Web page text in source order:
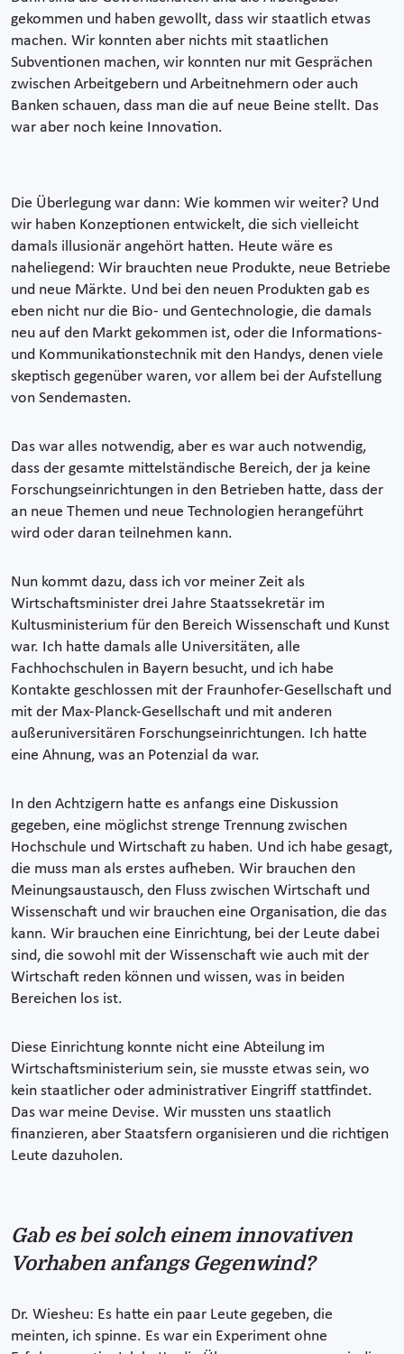
gekommen und haben gewollt, dass wir staatlich etwas
machen. Wir konnten aber nichts mit staatlichen
Subventionen machen, wir konnten nur mit Gesprächen
zwischen Arbeitgebern und Arbeitnehmern oder auch
Banken schauen, dass man die auf neue Beine stellt. Das
war aber noch keine Innovation.
Die Überlegung war dann: Wie kommen wir weiter? Und
wir haben Konzeptionen entwickelt, die sich vielleicht
damals illusionär angehört hatten. Heute wäre es
naheliegend: Wir brauchten neue Produkte, neue Betriebe
und neue Märkte. Und bei den neuen Produkten gab es
eben nicht nur die Bio- und Gentechnologie, die damals
neu auf den Markt gekommen ist, oder die Informations-
und Kommunikationstechnik mit den Handys, denen viele
skeptisch gegenüber waren, vor allem bei der Aufstellung
von Sendemasten.
Das war alles notwendig, aber es war auch notwendig,
dass der gesamte mittelständische Bereich, der ja keine
Forschungseinrichtungen in den Betrieben hatte, dass der
an neue Themen und neue Technologien herangeführt
wird oder daran teilnehmen kann.
Nun kommt dazu, dass ich vor meiner Zeit als
Wirtschaftsminister drei Jahre Staatssekretär im
Kultusministerium für den Bereich Wissenschaft und Kunst
war. Ich hatte damals alle Universitäten, alle
Fachhochschulen in Bayern besucht, und ich habe
Kontakte geschlossen mit der Fraunhofer-Gesellschaft und
mit der Max-Planck-Gesellschaft und mit anderen
außeruniversitären Forschungseinrichtungen. Ich hatte
eine Ahnung, was an Potenzial da war.
In den Achtzigern hatte es anfangs eine Diskussion
gegeben, eine möglichst strenge Trennung zwischen
Hochschule und Wirtschaft zu haben. Und ich habe gesagt,
die muss man als erstes aufheben. Wir brauchen den
Meinungsaustausch, den Fluss zwischen Wirtschaft und
Wissenschaft und wir brauchen eine Organisation, die das
kann. Wir brauchen eine Einrichtung, bei der Leute dabei
sind, die sowohl mit der Wissenschaft wie auch mit der
Wirtschaft reden können und wissen, was in beiden
Bereichen los ist.
Diese Einrichtung konnte nicht eine Abteilung im
Wirtschaftsministerium sein, sie musste etwas sein, wo
kein staatlicher oder administrativer Eingriff stattfindet.
Das war meine Devise. Wir mussten uns staatlich
finanzieren, aber Staatsfern organisieren und die richtigen
Leute dazuholen.
Gab es bei solch einem innovativen
Vorhaben anfangs Gegenwind?
Dr. Wiesheu: Es hatte ein paar Leute gegeben, die
meinten, ich spinne. Es war ein Experiment ohne